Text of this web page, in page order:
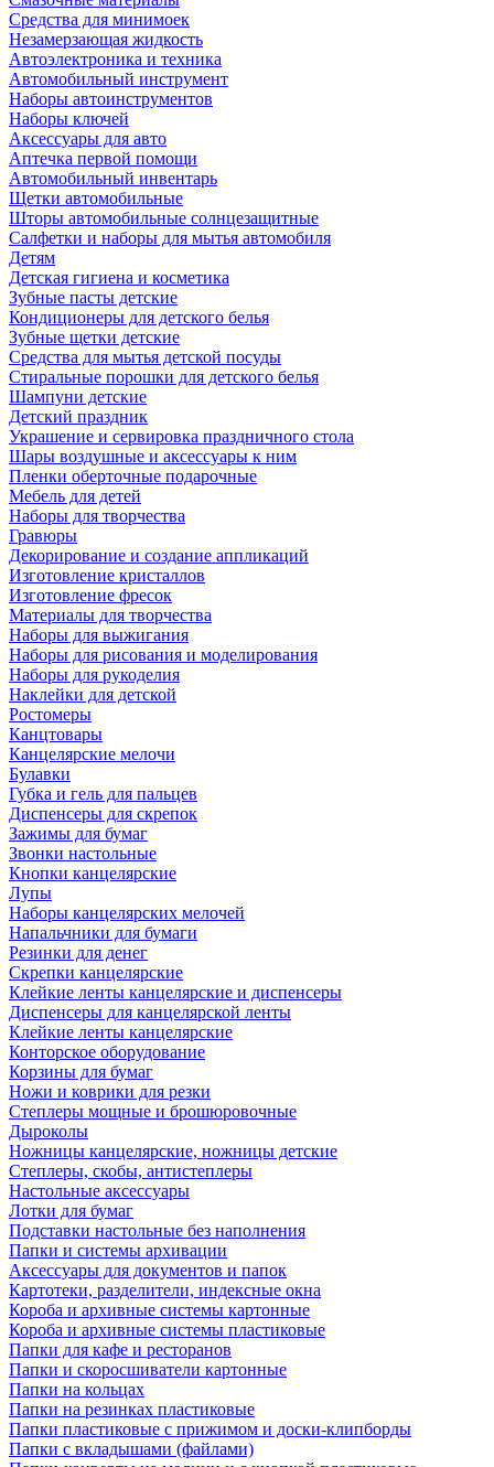
Средства для минимоек
Незамерзающая жидкость
Автоэлектроника и техника
Автомобильный инструмент
Наборы автоинструментов
Наборы ключей
Аксессуары для авто
Аптечка первой помощи
Автомобильный инвентарь
Щетки автомобильные
Шторы автомобильные солнцезащитные
Салфетки и наборы для мытья автомобиля
Детям
Детская гигиена и косметика
Зубные пасты детские
Кондиционеры для детского белья
Зубные щетки детские
Средства для мытья детской посуды
Стиральные порошки для детского белья
Шампуни детские
Детский праздник
Украшение и сервировка праздничного стола
Шары воздушные и аксессуары к ним
Пленки оберточные подарочные
Мебель для детей
Наборы для творчества
Гравюры
Декорирование и создание аппликаций
Изготовление кристаллов
Изготовление фресок
Материалы для творчества
Наборы для выжигания
Наборы для рисования и моделирования
Наборы для рукоделия
Наклейки для детской
Ростомеры
Канцтовары
Канцелярские мелочи
Булавки
Губка и гель для пальцев
Диспенсеры для скрепок
Зажимы для бумаг
Звонки настольные
Кнопки канцелярские
Лупы
Наборы канцелярских мелочей
Напальчники для бумаги
Резинки для денег
Скрепки канцелярские
Клейкие ленты канцелярские и диспенсеры
Диспенсеры для канцелярской ленты
Клейкие ленты канцелярские
Конторское оборудование
Корзины для бумаг
Ножи и коврики для резки
Степлеры мощные и брошюровочные
Дыроколы
Ножницы канцелярские, ножницы детские
Степлеры, скобы, антистеплеры
Настольные аксессуары
Лотки для бумаг
Подставки настольные без наполнения
Папки и системы архивации
Аксессуары для документов и папок
Картотеки, разделители, индексные окна
Короба и архивные системы картонные
Короба и архивные системы пластиковые
Папки для кафе и ресторанов
Папки и скоросшиватели картонные
Папки на кольцах
Папки на резинках пластиковые
Папки пластиковые с прижимом и доски-клипборды
Папки с вкладышами (файлами)